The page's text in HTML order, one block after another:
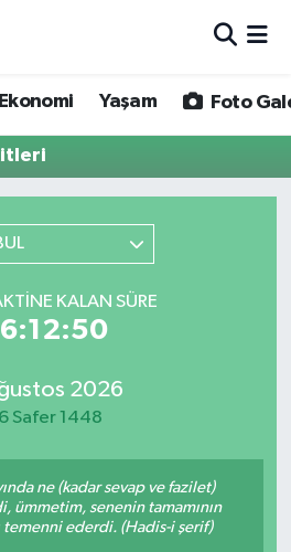
Ekonomi Yaşam Foto
KALAN SÜRE
2026
Safer 1448
ne (kadar sevap ve fazilet)
ümmetim, senenin tamamının
temenni ederdi. (Hadis-i şerif)
ve Fikstür